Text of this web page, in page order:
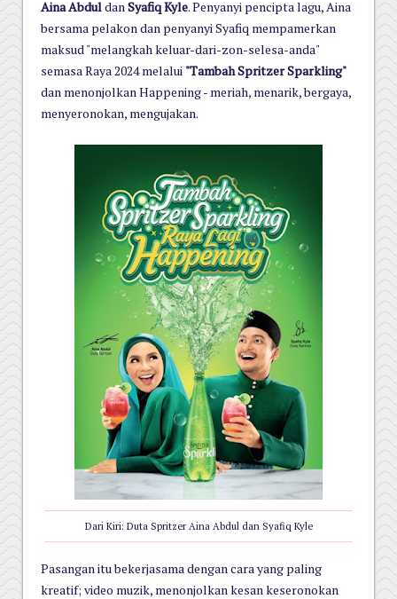
Aina AbduldanSyafiq Kyle. Penyanyi pencipta lagu, Aina
bersama pelakon dan penyanyi Syafiq mempamerkan
maksud "melangkah keluar-dari-zon-selesa-anda"
semasa Raya 2024 melalui "Tambah Spritzer Sparkling"
dan menonjolkan Happening - meriah, menarik, bergaya,
menyeronokan, mengujakan.
Dari Kiri: Duta Spritzer Aina Abdul dan Syafiq Kyle
Pasangan itu bekerjasama dengan cara yang paling
kreatif; video muzik, menonjolkan kesan keseronokan